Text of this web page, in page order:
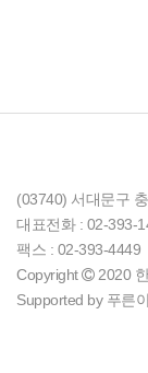
(03740) 서대문구
대표전화 : 02-393-
팩스 : 02-393-4449
Copyright
2020
Supported by 푸른